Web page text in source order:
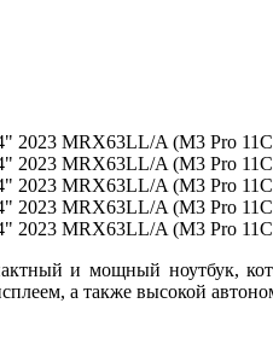
и мощный ноутбук,
а также высокой